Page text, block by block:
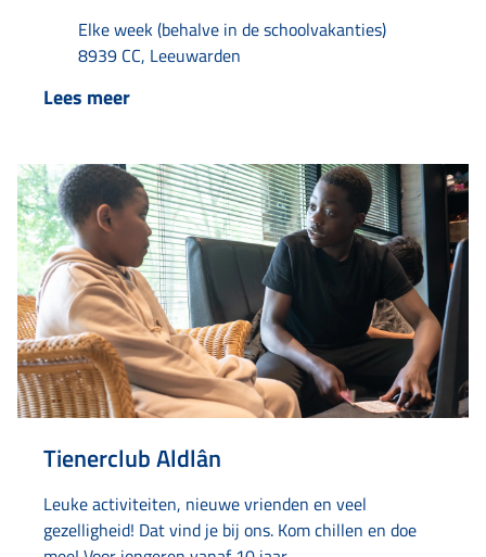
Elke week (behalve in de schoolvakanties)
8939 CC, Leeuwarden
Lees meer
Tienerclub Aldlân
Leuke activiteiten, nieuwe vrienden en veel
gezelligheid! Dat vind je bij ons. Kom chillen en doe